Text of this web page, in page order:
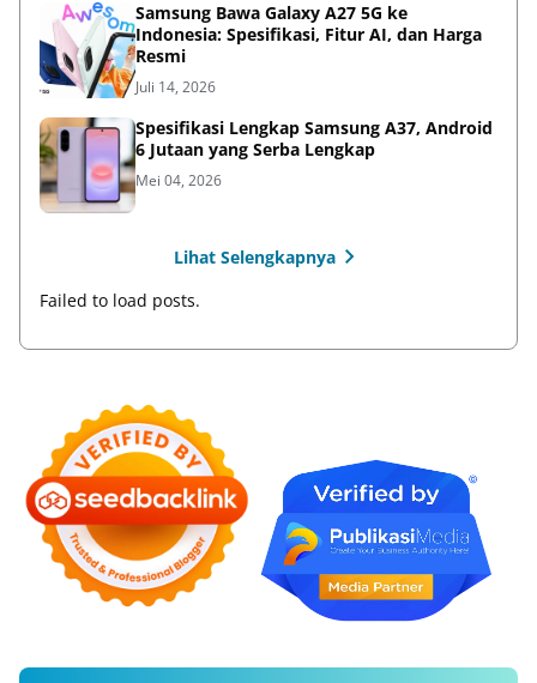
Samsung Bawa Galaxy A27 5G ke
Indonesia: Spesifikasi, Fitur AI, dan Harga
Resmi
Juli 14, 2026
Spesifikasi Lengkap Samsung A37, Android
6 Jutaan yang Serba Lengkap
Mei 04, 2026
Lihat Selengkapnya
Failed to load posts.